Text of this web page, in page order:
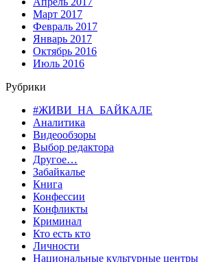
Март 2017
Февраль 2017
Январь 2017
Октябрь 2016
Июль 2016
Рубрики
#ЖИВИ_НА_БАЙКАЛЕ
Аналитика
Видеообзоры
Выбор редактора
Другое…
Забайкалье
Книга
Конфессии
Конфликты
Криминал
Кто есть кто
Личности
Национальные культурные центры